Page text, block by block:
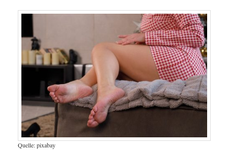
Quelle: pixabay